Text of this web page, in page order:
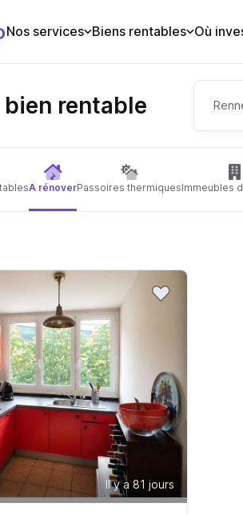
Nos services Biens rentables Où
bien rentable
A rénoverPassoires thermiquesImmeubles
Il y a 81 jours